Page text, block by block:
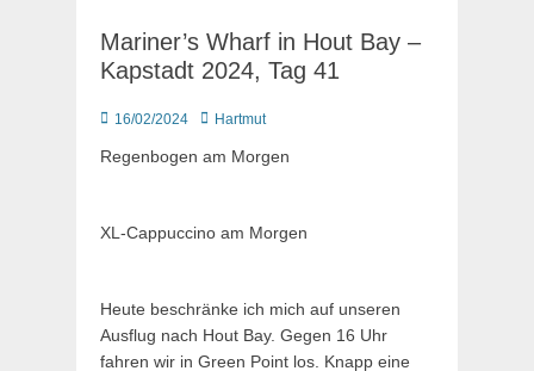
Mariner’s Wharf in Hout Bay –
Kapstadt 2024, Tag 41
Posted
16/02/2024 AutorHartmut
Regenbogen am Morgen
XL-Cappuccino am Morgen
Heute beschränke ich mich auf unseren
Ausflug nach Hout Bay. Gegen 16 Uhr
fahren wir in Green Point los. Knapp eine